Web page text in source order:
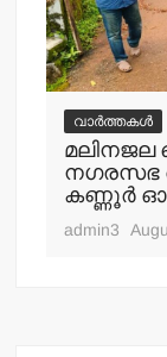
വാർത്തകൾ
നഗരസഭ
കണ്ണൂര്‍
admin3